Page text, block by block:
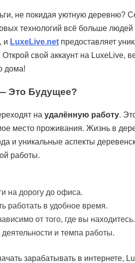
не покидая уютную деревню?
технологий всё больше людей
и LuxeLive.net предоставляет
свой аккаунт на LuxeLive,
дома!
Это Будущее?
на удалённую работу.
место проживания. Жизнь в
и уникальные аспекты
работы.
на дорогу до офиса.
работать в удобное время.
от того, где вы находитесь.
и темпа работы.
зарабатывать в интернете,